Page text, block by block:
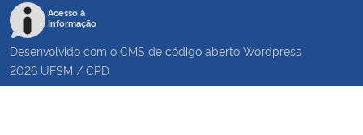
Acesso à
Informação
Desenvolvido com o CMS de código aberto Wordpress
2026 UFSM / CPD